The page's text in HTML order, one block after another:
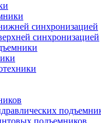
синхронизацией
синхронизацией
подъемников